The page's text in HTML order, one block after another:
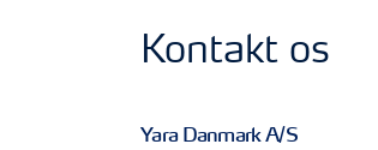
Kontakt os
Yara Danmark A/S